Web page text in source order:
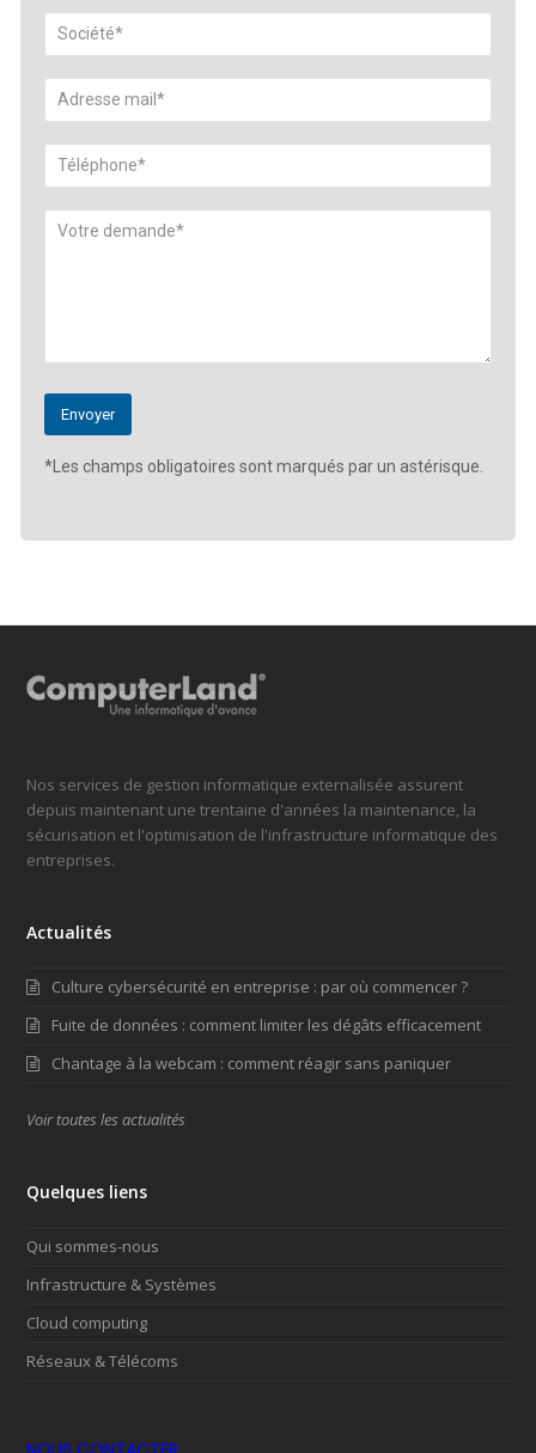
*Les champs obligatoires sont marqués par un astérisque.
Nos services de gestion informatique externalisée assurent
depuis maintenant une trentaine d'années la maintenance, la
sécurisation et l'optimisation de l'infrastructure informatique des
entreprises.
Actualités
Culture cybersécurité en entreprise : par où commencer ?
Fuite de données : comment limiter les dégâts efficacement
Chantage à la webcam : comment réagir sans paniquer
Voir toutes les actualités
Quelques liens
Qui sommes-nous
Infrastructure & Systèmes
Cloud computing
Réseaux & Télécoms